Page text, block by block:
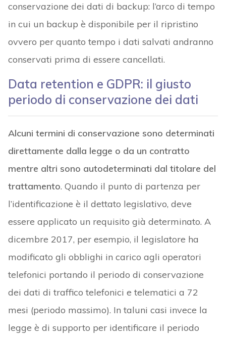
conservazione dei dati di backup: l’arco di tempo
in cui un backup è disponibile per il ripristino
ovvero per quanto tempo i dati salvati andranno
conservati prima di essere cancellati.
Data retention e GDPR: il giusto
periodo di conservazione dei dati
Alcuni termini di conservazione sono determinati
direttamente dalla legge o da un contratto
mentre altri sono autodeterminati dal titolare del
trattamento. Quando il punto di partenza per
l’identificazione è il dettato legislativo, deve
essere applicato un requisito già determinato. A
dicembre 2017, per esempio, il legislatore ha
modificato gli obblighi in carico agli operatori
telefonici portando il periodo di conservazione
dei dati di traffico telefonici e telematici a 72
mesi (periodo massimo). In taluni casi invece la
legge è di supporto per identificare il periodo